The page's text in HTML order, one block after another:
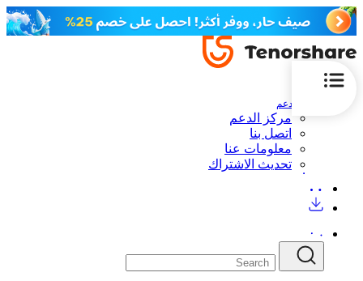
الدعم
مركز الدعم
اتصل بنا
معلومات عنا
تحديث الاشتراك